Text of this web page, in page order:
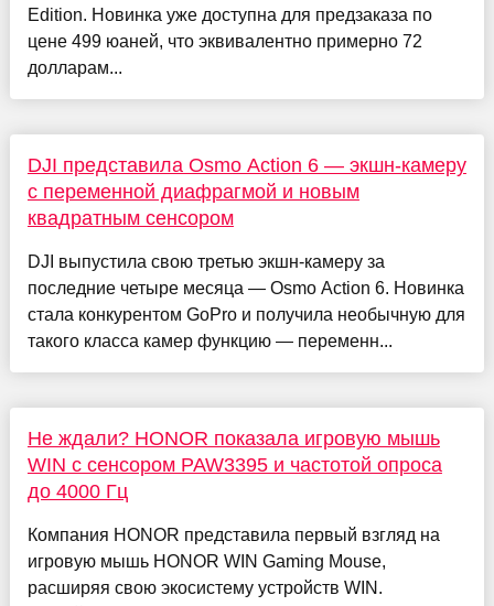
Edition. Новинка уже доступна для предзаказа по
цене 499 юаней, что эквивалентно примерно 72
долларам...
DJI представила Osmo Action 6 — экшн-камеру
с переменной диафрагмой и новым
квадратным сенсором
DJI выпустила свою третью экшн-камеру за
последние четыре месяца — Osmo Action 6. Новинка
стала конкурентом GoPro и получила необычную для
такого класса камер функцию — переменн...
Не ждали? HONOR показала игровую мышь
WIN с сенсором PAW3395 и частотой опроса
до 4000 Гц
Компания HONOR представила первый взгляд на
игровую мышь HONOR WIN Gaming Mouse,
расширяя свою экосистему устройств WIN.